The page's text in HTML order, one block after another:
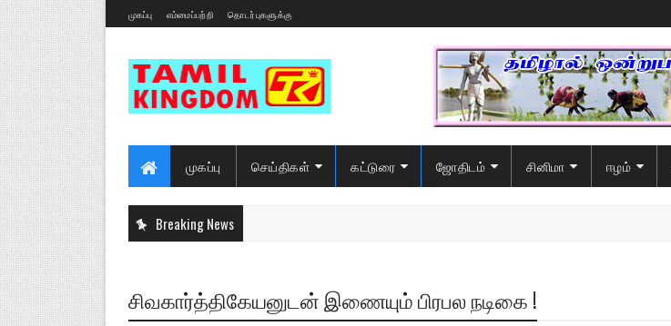
முகப்பு எம்மைப்பற்றி தொடர்புகளுக்கு
முகப்பு செய்திகள் கட்டுரை ஜோதிடம் சினிமா ஈழம்
Breaking News
சிவகார்த்திகேயனுடன் இணையும் பிரபல நடிகை !